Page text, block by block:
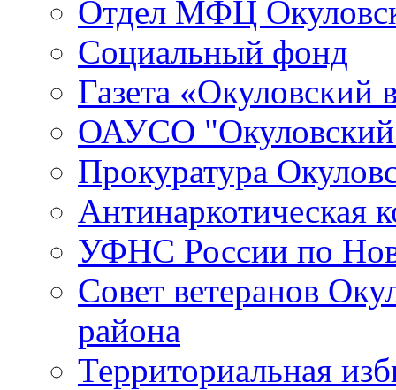
Отдел МФЦ
Социальный фонд
Газета «Окуловский
ОАУСО
Прокуратура
Антинаркотическая
УФНС России по
Совет ветеранов
района
Территориальная